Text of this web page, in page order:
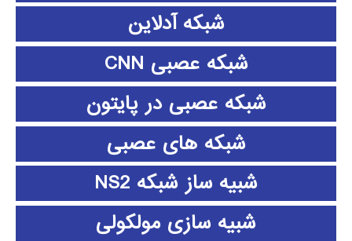
شبکه آدلاین
شبکه عصبی CNN
شبکه عصبی در پایتون
شبکه های عصبی
شبیه ساز شبکه NS2
شبیه سازی مولکولی